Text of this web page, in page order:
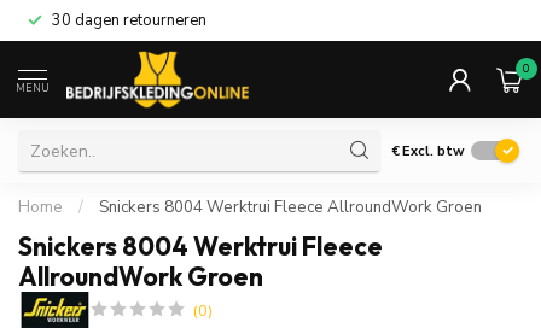
30 dagen retourneren
MENU
0
€Excl. btw
Home / Snickers 8004 Werktrui Fleece AllroundWork Groen
Snickers 8004 Werktrui Fleece
AllroundWork Groen
(0)